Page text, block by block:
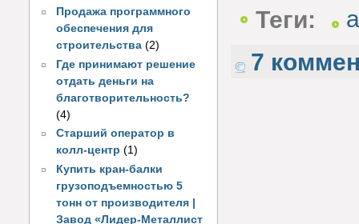
Продажа программного
обеспечения для
строительства (2)
Где принимают решение
отдать деньги на
благотворительность?
(4)
Старший оператор в
колл-центр (1)
Купить кран-балки
грузоподъемностью 5
тонн от производителя |
Завод «Лидер-Металлист
Теги:
7